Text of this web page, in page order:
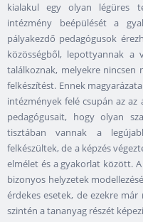
kialakul egy olyan légüres
intézmény beépülését a
pályakezdő pedagógusok
közösségből, lepottyannak a
találkoznak, melyekre nincsen
felkészítést. Ennek
intézmények felé csupán az
pedagógusait, hogy olyan
tisztában vannak a
felkészültek, de a képzés
elmélet és a gyakorlat között.
bizonyos helyzetek
érdekes esetek, de ezekre
szintén a tananyag részét